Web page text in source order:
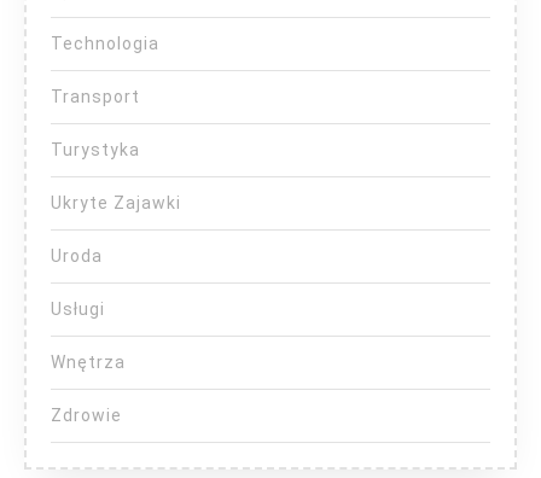
Technologia
Transport
Turystyka
Ukryte Zajawki
Uroda
Usługi
Wnętrza
Zdrowie